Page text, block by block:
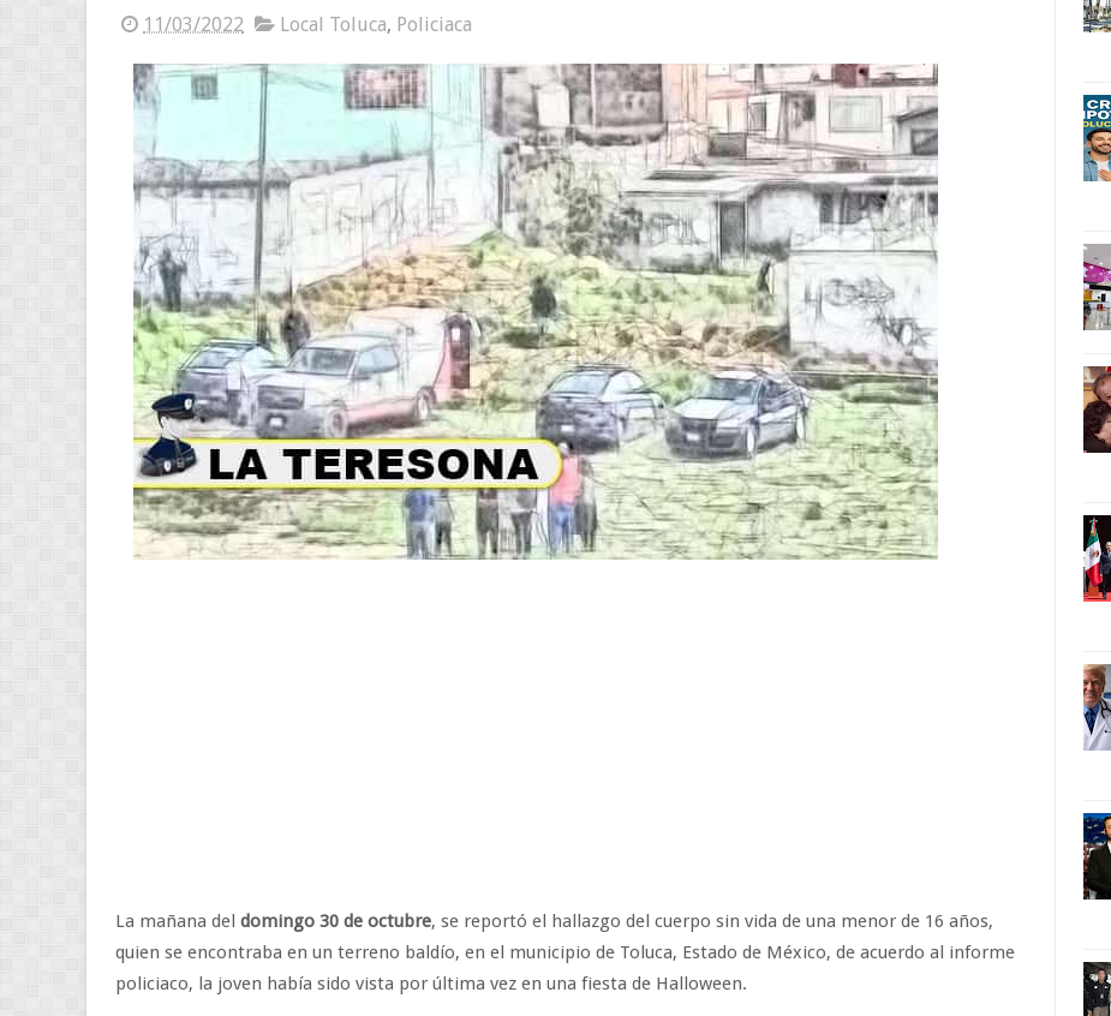
11/03/2022 Local Toluca, Policiaca
La mañana del domingo 30 de octubre, se reportó el hallazgo del cuerpo sin vida de una menor de 16 años,
quien se encontraba en un terreno baldío, en el municipio de Toluca, Estado de México, de acuerdo al informe
policiaco, la joven había sido vista por última vez en una fiesta de Halloween.